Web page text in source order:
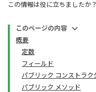
この情報は役に立ちましたか？
このページの内容
概要
定数
フィールド
パブリック コンストラク
パブリック メソッド